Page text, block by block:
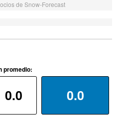
de Snow-Forecast
promedio:
0.0 0.0